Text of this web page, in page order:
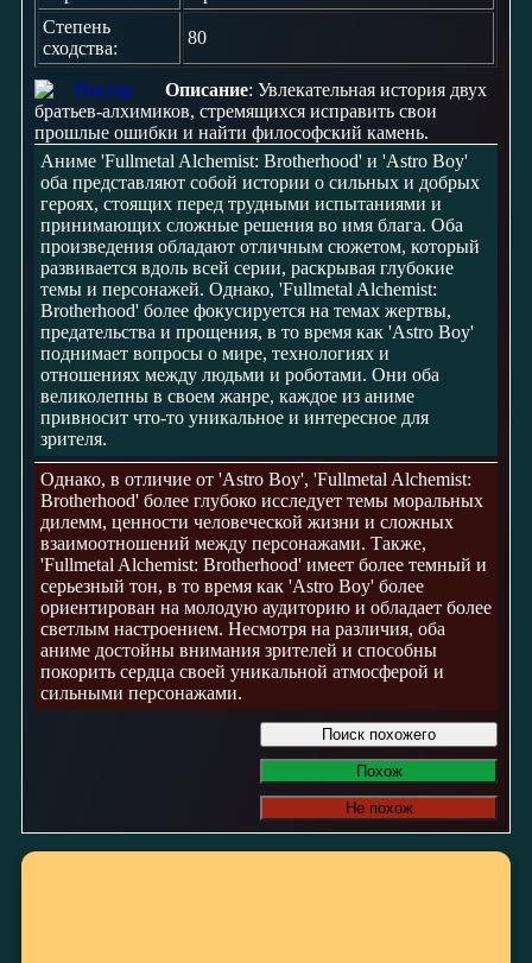
Степень
сходства:
80
Описание: Увлекательная история двух
братьев-алхимиков, стремящихся исправить свои
прошлые ошибки и найти философский камень.
Аниме 'Fullmetal Alchemist: Brotherhood' и 'Astro Boy'
оба представляют собой истории о сильных и добрых
героях, стоящих перед трудными испытаниями и
принимающих сложные решения во имя блага. Оба
произведения обладают отличным сюжетом, который
развивается вдоль всей серии, раскрывая глубокие
темы и персонажей. Однако, 'Fullmetal Alchemist:
Brotherhood' более фокусируется на темах жертвы,
предательства и прощения, в то время как 'Astro Boy'
поднимает вопросы о мире, технологиях и
отношениях между людьми и роботами. Они оба
великолепны в своем жанре, каждое из аниме
привносит что-то уникальное и интересное для
зрителя.
Однако, в отличие от 'Astro Boy', 'Fullmetal Alchemist:
Brotherhood' более глубоко исследует темы моральных
дилемм, ценности человеческой жизни и сложных
взаимоотношений между персонажами. Также,
'Fullmetal Alchemist: Brotherhood' имеет более темный и
серьезный тон, в то время как 'Astro Boy' более
ориентирован на молодую аудиторию и обладает более
светлым настроением. Несмотря на различия, оба
аниме достойны внимания зрителей и способны
покорить сердца своей уникальной атмосферой и
сильными персонажами.
Поиск похожего
Похож
Не похож